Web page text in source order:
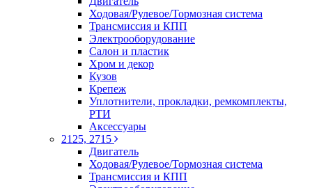
Ходовая/Рулевое/Тормозная система
Трансмиссия и КПП
Электрооборудование
Салон и пластик
Хром и декор
Кузов
Крепеж
Уплотнители, прокладки, ремкомплекты,
РТИ
Аксессуары
2125, 2715
Двигатель
Ходовая/Рулевое/Тормозная система
Трансмиссия и КПП